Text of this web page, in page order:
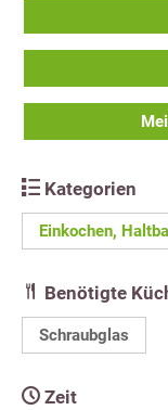
Kategorien
Einkochen,
Benötigte
Schraubglas
Zeit